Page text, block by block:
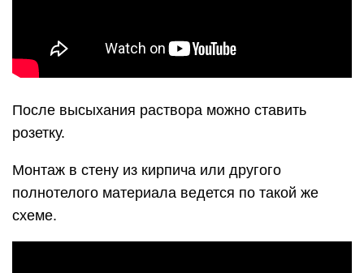
После высыхания раствора можно ставить
розетку.
Монтаж в стену из кирпича или другого
полнотелого материала ведется по такой же
схеме.